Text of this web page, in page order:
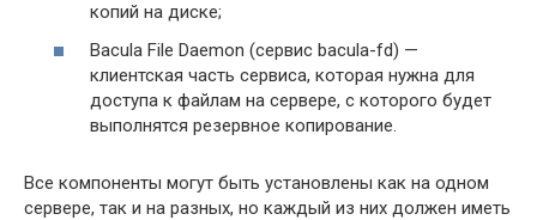
копий на диске;
Bacula File Daemon (сервис bacula-fd) —
клиентская часть сервиса, которая нужна для
доступа к файлам на сервере, с которого будет
выполнятся резервное копирование.
Все компоненты могут быть установлены как на одном
сервере, так и на разных, но каждый из них должен иметь